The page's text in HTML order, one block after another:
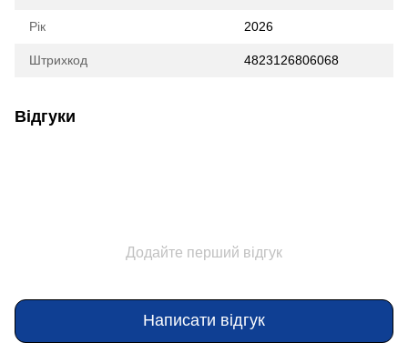
Рік 2026
Штрихкод 4823126806068
Відгуки
Додайте перший відгук
Написати відгук